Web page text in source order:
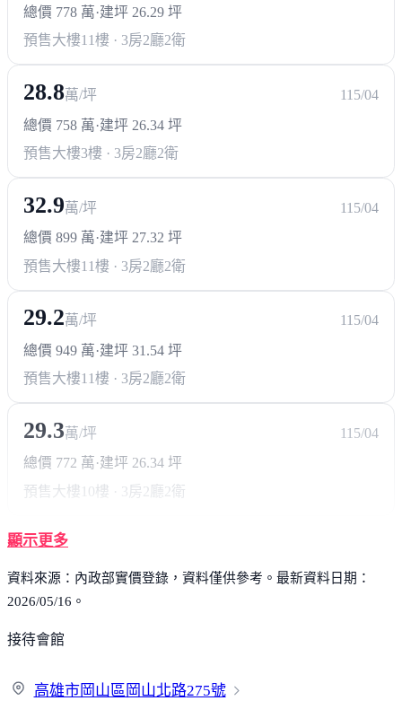
總價 778 萬·建坪 26.29 坪
預售大樓11樓 · 3房2廳2衛
28.8萬/坪
115/04
總價 758 萬·建坪 26.34 坪
預售大樓3樓 · 3房2廳2衛
32.9萬/坪
115/04
總價 899 萬·建坪 27.32 坪
預售大樓11樓 · 3房2廳2衛
29.2萬/坪
115/04
總價 949 萬·建坪 31.54 坪
預售大樓11樓 · 3房2廳2衛
29.3萬/坪
115/04
總價 772 萬 ·建坪 26.34 坪
預售大樓 10樓 · 3房2廳2衛
顯示更多
資料來源：內政部實價登錄，資料僅供參考。最新資料日期：
2026/05/16。
接待會館
高雄市岡山區岡山北路275號